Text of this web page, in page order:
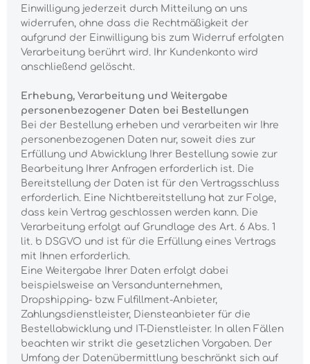
Einwilligung jederzeit durch Mitteilung an uns
widerrufen, ohne dass die Rechtmäßigkeit der
aufgrund der Einwilligung bis zum Widerruf erfolgten
Verarbeitung berührt wird. Ihr Kundenkonto wird
anschließend gelöscht.
Erhebung, Verarbeitung und Weitergabe
personenbezogener Daten bei Bestellungen
Bei der Bestellung erheben und verarbeiten wir Ihre
personenbezogenen Daten nur, soweit dies zur
Erfüllung und Abwicklung Ihrer Bestellung sowie zur
Bearbeitung Ihrer Anfragen erforderlich ist. Die
Bereitstellung der Daten ist für den Vertragsschluss
erforderlich. Eine Nichtbereitstellung hat zur Folge,
dass kein Vertrag geschlossen werden kann. Die
Verarbeitung erfolgt auf Grundlage des Art. 6 Abs. 1
lit. b DSGVO und ist für die Erfüllung eines Vertrags
mit Ihnen erforderlich.
Eine Weitergabe Ihrer Daten erfolgt dabei
beispielsweise an Versandunternehmen,
Dropshipping- bzw. Fulfillment-Anbieter,
Zahlungsdienstleister, Diensteanbieter für die
Bestellabwicklung und IT-Dienstleister. In allen Fällen
beachten wir strikt die gesetzlichen Vorgaben. Der
Umfang der Datenübermittlung beschränkt sich auf